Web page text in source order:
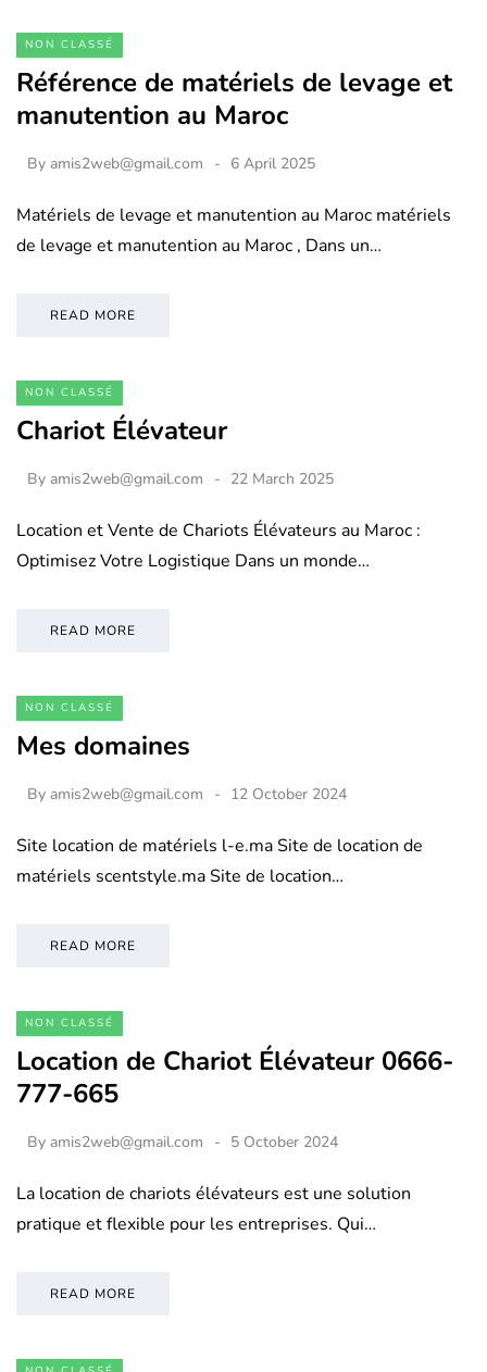
NON CLASSÉ
Référence de matériels de levage et
manutention au Maroc
By amis2web@gmail.com 6 April 2025
Matériels de levage et manutention au Maroc matériels
de levage et manutention au Maroc , Dans un…
READ MORE
NON CLASSÉ
Chariot Élévateur
By amis2web@gmail.com 22 March 2025
Location et Vente de Chariots Élévateurs au Maroc :
Optimisez Votre Logistique Dans un monde…
READ MORE
NON CLASSÉ
Mes domaines
By amis2web@gmail.com 12 October 2024
Site location de matériels l-e.ma Site de location de
matériels scentstyle.ma Site de location…
READ MORE
NON CLASSÉ
Location de Chariot Élévateur 0666-
777-665
By amis2web@gmail.com 5 October 2024
La location de chariots élévateurs est une solution
pratique et flexible pour les entreprises. Qui…
READ MORE